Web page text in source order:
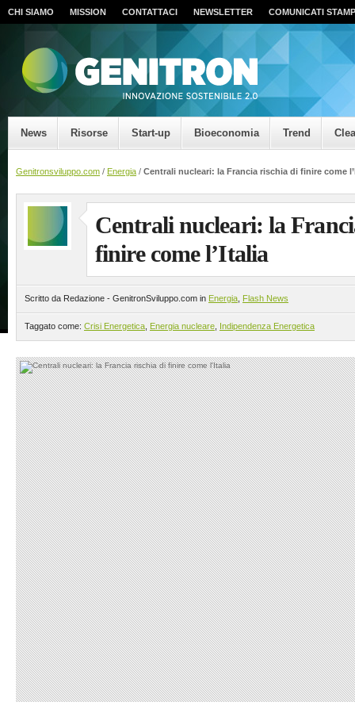
CHI SIAMO MISSION CONTATTACI NEWSLETTER COMUNICATI
News Risorse Start-up Bioeconomia Trend
Genitronsviluppo.com / Energia / Centrali nucleari: la Francia rischia di finire come
Centrali nucleari: la
finire come l’Italia
Scritto da Redazione - GenitronSviluppo.com in Energia Flash News
Taggato come: Crisi Energetica Energia nucleare Indipendenza Energetica